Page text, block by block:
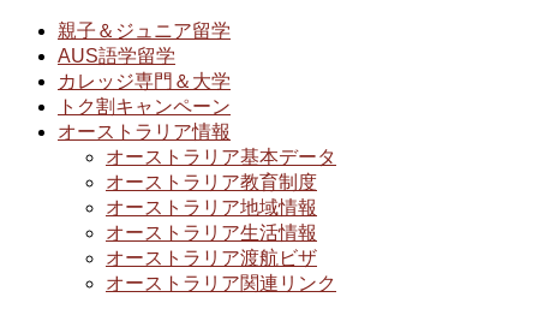
親子＆ジュニア留学
AUS語学留学
カレッジ専門＆大学
トク割キャンペーン
オーストラリア情報
オーストラリア基本データ
オーストラリア教育制度
オーストラリア地域情報
オーストラリア生活情報
オーストラリア渡航ビザ
オーストラリア関連リンク